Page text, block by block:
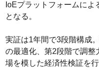
IoEプラットフォームに
となる。
実証は1年間で3段階構成
の最適化、第2段階で調整
場を模した経済性検証を